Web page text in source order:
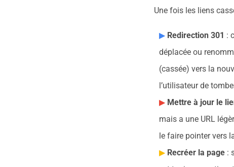
Une fois les liens
Redirection 301 :
déplacée ou
(cassée) vers la
l’utilisateur de
Mettre à jour le
mais a une URL
le faire pointer vers
Recréer la page: